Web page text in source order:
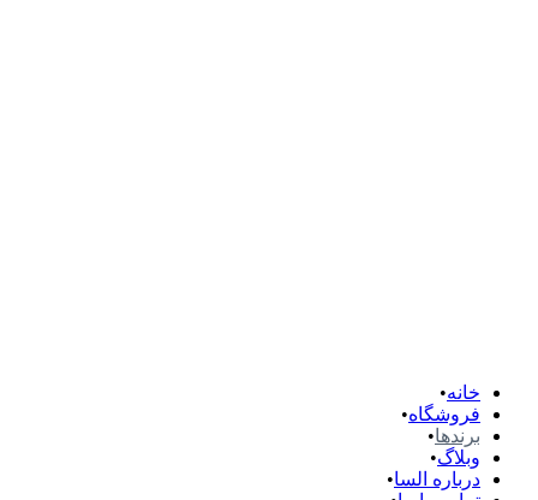
خانه
فروشگاه
برندها
وبلاگ
درباره السا